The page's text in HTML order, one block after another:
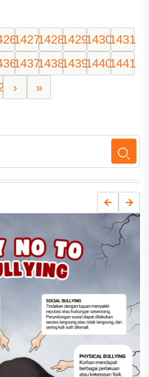
14271428142914301431
14371438143914401441
› »